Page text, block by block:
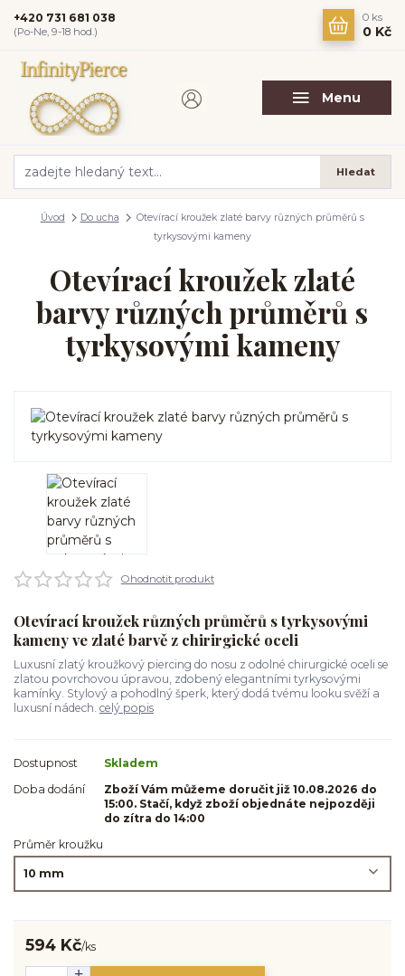
Menu
Hledat
+420 731 681 038
(Po-Ne, 9-18 hod.)
0 ks
0 Kč
Úvod Do ucha
Otevírací kroužek zlaté barvy různých průměrů s
tyrkysovými kameny
Otevírací kroužek zlaté
barvy různých průměrů s
tyrkysovými kameny
Ohodnotit produkt
Otevírací kroužek různých průměrů s tyrkysovými
kameny ve zlaté barvě z chirirgické oceli
Luxusní zlatý kroužkový piercing do nosu z odolné chirurgické oceli se
zlatou povrchovou úpravou, zdobený elegantními tyrkysovými
kamínky. Stylový a pohodlný šperk, který dodá tvému looku svěží a
luxusní nádech. celý popis
Dostupnost
Skladem
Doba dodání
Zboží Vám můžeme doručit již 10.08.2026 do
15:00. Stačí, když zboží objednáte nejpozději
do zítra do 14:00
Průměr kroužku
594 Kč/ks